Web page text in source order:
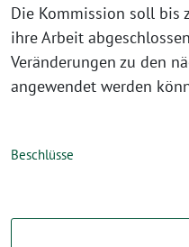
Die Kommission soll bis
ihre Arbeit
Veränderungen zu den
angewendet werden
Beschlüsse